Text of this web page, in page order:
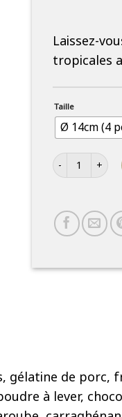
Laissez-
tropicales
Taille
Ø 14cm (4
quantité de
gélatine de porc,
à lever,